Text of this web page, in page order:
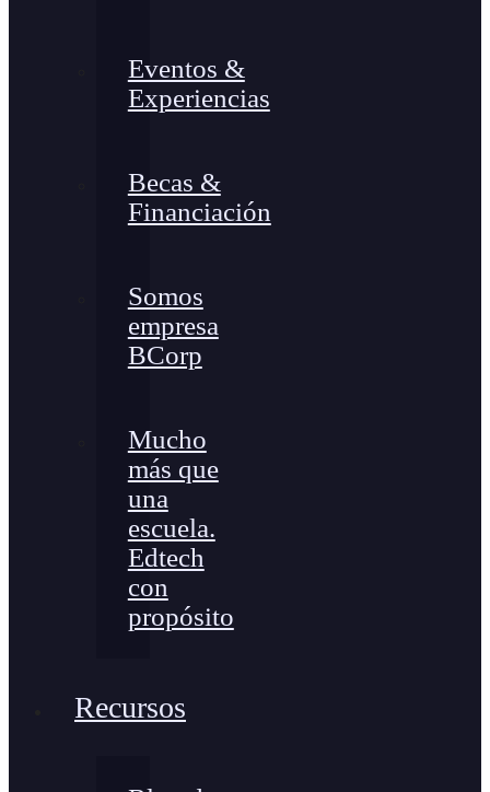
Eventos &
Experiencias
Becas &
Financiación
Somos
empresa
BCorp
Mucho
más que
una
escuela.
Edtech
con
propósito
Recursos